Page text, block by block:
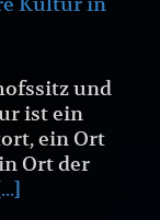
und
ist ein
ein Ort
Ort der